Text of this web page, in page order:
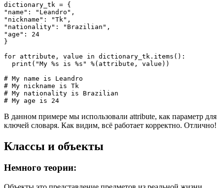
dictionary_tk = {
"name": "Leandro",
"nickname": "Tk",
"nationality": "Brazilian",
"age": 24
}
for attribute, value in dictionary_tk.items():
  print("My %s is %s" %(attribute, value))
# My name is Leandro
# My nickname is Tk
# My nationality is Brazilian
В данном примере мы использовали attribute, как параметр для
ключей словаря. Как видим, всё работает корректно. Отлично!
Классы и объекты
Немного теории: